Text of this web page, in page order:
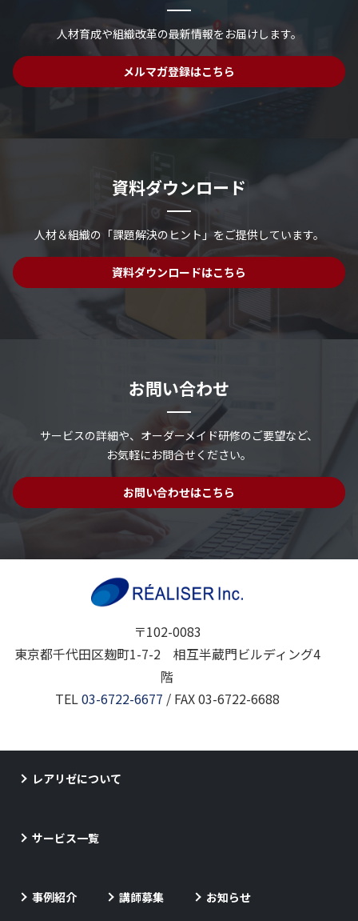
人材育成や組織改革の最新情報をお届けします。
メルマガ登録はこちら
資料ダウンロード
人材＆組織の「課題解決のヒント」をご提供しています。
資料ダウンロードはこちら
お問い合わせ
サービスの詳細や、 オーダーメイド研修のご要望など、
お気軽にお問合せください。
お問い合わせはこちら
〒102-0083
東京都千代田区麹町1-7-2 相互半蔵門ビルディング4
階
TEL03-6722-6677 / FAX 03-6722-6688
レアリゼについて
サービス一覧
事例紹介 講師募集
お知らせ